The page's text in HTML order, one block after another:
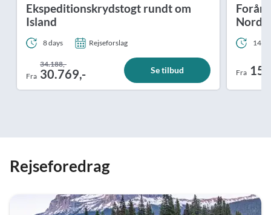
Ekspeditionskrydstogt rundt om
Island
8 days Rejseforslag
Fra
34.188,-
30.769,- Se tilbud
14
Fra
Rejseforedrag